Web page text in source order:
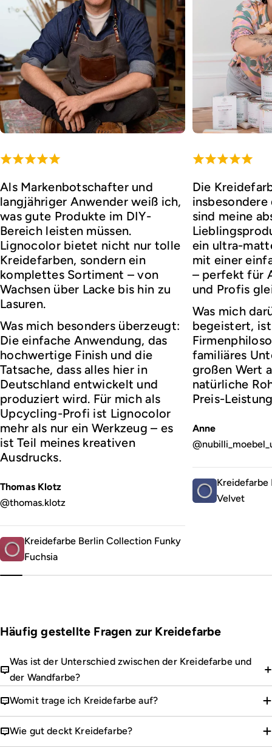
Als Markenbotschafter und
langjähriger Anwender weiß ich,
was gute Produkte im DIY-
Bereich leisten müssen.
Lignocolor bietet nicht nur tolle
Kreidefarben, sondern ein
komplettes Sortiment – von
Wachsen über Lacke bis hin zu
Lasuren.
Was mich besonders überzeugt:
Die einfache Anwendung, das
hochwertige Finish und die
Tatsache, dass alles hier in
Deutschland entwickelt und
produziert wird. Für mich als
Upcycling-Profi ist Lignocolor
mehr als nur ein Werkzeug – es
ist Teil meines kreativen
Ausdrucks.
Thomas Klotz
@thomas.klotz
Kreidefarbe Berlin Collection Funky
Fuchsia
Die
sind meine
ein ultra-
mit einer
– perfekt für
und Profis
Was mich
begeistert,
familiäres
großen Wert
natürliche
Preis-
Anne
Kreidefarbe
Velvet
Häufig gestellte Fragen zur Kreidefarbe
Was ist der Unterschied zwischen der Kreidefarbe und
der Wandfarbe?
Womit trage ich Kreidefarbe auf?
Wie gut deckt Kreidefarbe?